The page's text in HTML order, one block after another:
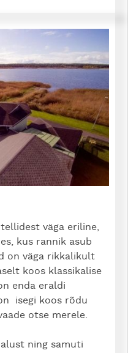
väga eriline,
kus rannik asub
on väga rikkalikult
koos klassikalise
enda eraldi
isegi koos rõdu
otse merele.
ning samuti